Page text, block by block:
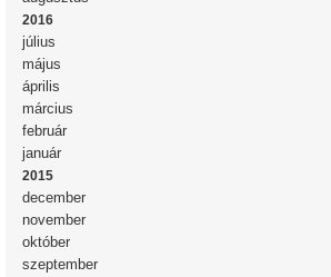
2016
július
május
április
március
február
január
2015
december
november
október
szeptember